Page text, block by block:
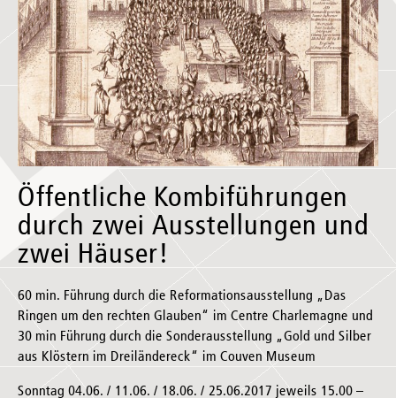
Öffentliche Kombiführungen
durch zwei Ausstellungen und
zwei Häuser!
60 min. Führung durch die Reformationsausstellung „Das
Ringen um den rechten Glauben“ im Centre Charlemagne und
30 min Führung durch die Sonderausstellung „Gold und Silber
aus Klöstern im Dreiländereck“ im Couven Museum
Sonntag 04.06. / 11.06. / 18.06. / 25.06.2017 jeweils 15.00 –